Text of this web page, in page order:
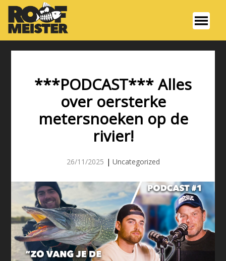
***PODCAST*** Alles
over oersterke
metersnoeken op de
rivier!
26/11/2025 | Uncategorized